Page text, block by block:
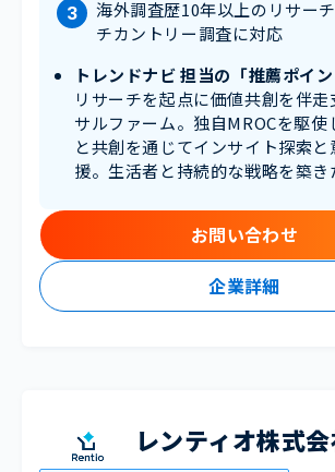
海外調査歴10年以上のリサー
チカントリー調査に対応
トレンドナビ 担当の「推薦ポイン
リサーチを起点に価値共創を伴
サルファーム。独自MROCを駆使
と共創を通じてインサイト探索
援。生活者と持続的な戦略を築き
企業詳細
お問い合わせ
レンティオ株式